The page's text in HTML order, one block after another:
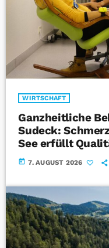
WIRTSCHAFT
Ganzheitliche
Sudeck:
See erfüllt
today 7. AUGUST 2026